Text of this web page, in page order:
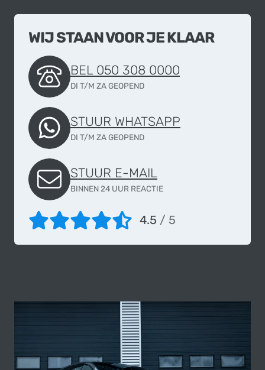
WIJ STAAN VOOR JE KLAAR
BEL 050 308 0000
DI T/M ZA GEOPEND
STUUR WHATSAPP
DI T/M ZA GEOPEND
STUUR E-MAIL
BINNEN 24 UUR REACTIE
4.5 / 5